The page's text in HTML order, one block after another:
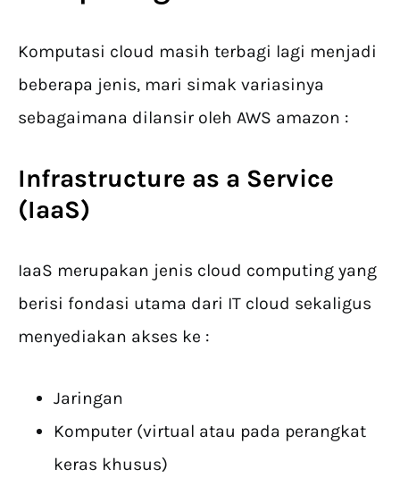
Komputasi cloud masih terbagi lagi menjadi
beberapa jenis, mari simak variasinya
sebagaimana dilansir oleh AWS amazon :
Infrastructure as a Service
(IaaS)
IaaS merupakan jenis cloud computing yang
berisi fondasi utama dari IT cloud sekaligus
menyediakan akses ke :
Jaringan
Komputer (virtual atau pada perangkat
keras khusus)